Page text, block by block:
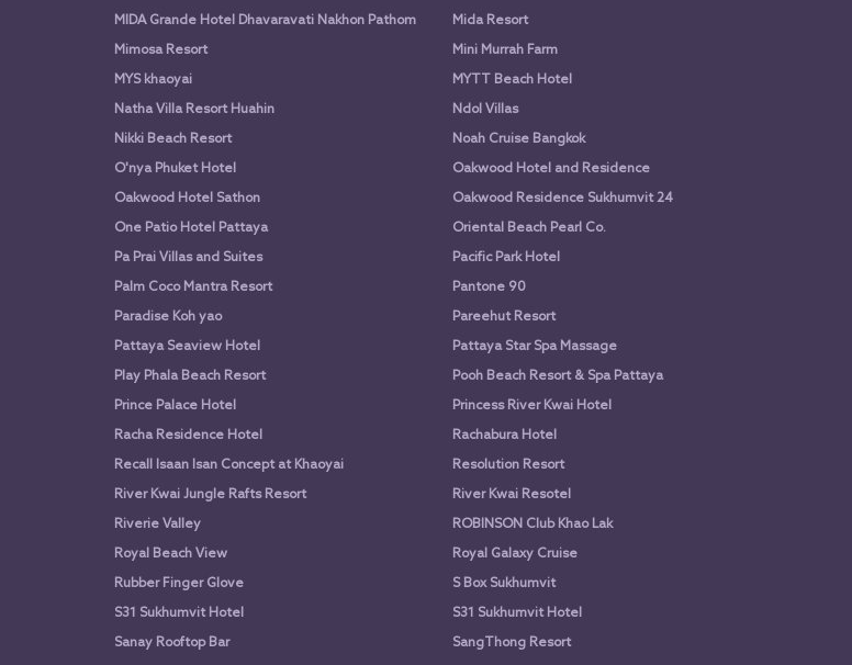
MIDA Grande Hotel Dhavaravati Nakhon Pathom
Mida Resort
Mimosa Resort
Mini Murrah Farm
MYS khaoyai
MYTT Beach Hotel
Natha Villa Resort Huahin
Ndol Villas
Nikki Beach Resort
Noah Cruise Bangkok
O'nya Phuket Hotel
Oakwood Hotel and Residence
Oakwood Hotel Sathon
Oakwood Residence Sukhumvit 24
One Patio Hotel Pattaya
Oriental Beach Pearl Co.
Pa Prai Villas and Suites
Pacific Park Hotel
Palm Coco Mantra Resort
Pantone 90
Paradise Koh yao
Pareehut Resort
Pattaya Seaview Hotel
Pattaya Star Spa Massage
Play Phala Beach Resort
Pooh Beach Resort & Spa Pattaya
Prince Palace Hotel
Princess River Kwai Hotel
Racha Residence Hotel
Rachabura Hotel
Recall Isaan Isan Concept at Khaoyai
Resolution Resort
River Kwai Jungle Rafts Resort
River Kwai Resotel
Riverie Valley
ROBINSON Club Khao Lak
Royal Beach View
Royal Galaxy Cruise
Rubber Finger Glove
S Box Sukhumvit
S31 Sukhumvit Hotel
S31 Sukhumvit Hotel
Sanay Rooftop Bar
SangThong Resort